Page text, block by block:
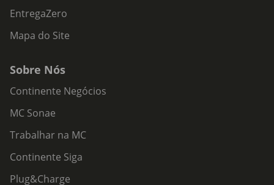
EntregaZero
Mapa do Site
Sobre Nós
Continente Negócios
MC Sonae
Trabalhar na MC
Continente Siga
Plug&Charge